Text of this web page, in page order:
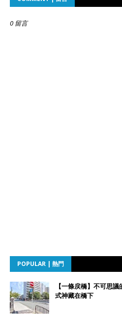
0 留言
POPULAR | 熱門
【一條戻橋】不可思
式神藏在橋下